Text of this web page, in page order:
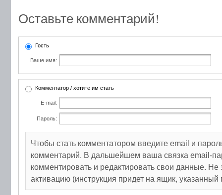
Оставьте комментарий!
Гость
Ваше имя:
Комментатор / хотите им стать
E-mail:
Пароль:
Чтобы стать комментатором введите email и
комментарий. В дальшейшем ваша связка email-
комментировать и редактировать свои данные. Не
активацию (инструкция придет на ящик, указанный